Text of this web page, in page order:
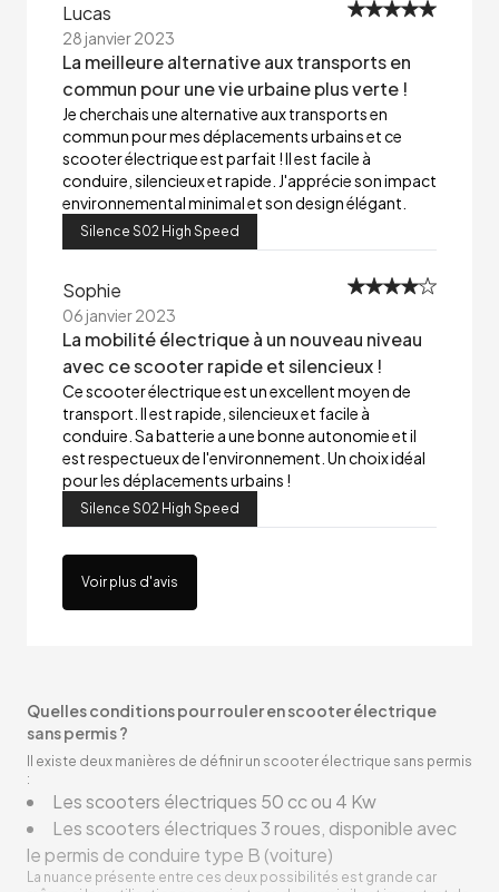
Lucas
28 janvier 2023
La meilleure alternative aux transports en
commun pour une vie urbaine plus verte !
Je cherchais une alternative aux transports en
commun pour mes déplacements urbains et ce
scooter électrique est parfait ! Il est facile à
conduire, silencieux et rapide. J'apprécie son impact
environnemental minimal et son design élégant.
Silence S02 High Speed
Sophie
06 janvier 2023
La mobilité électrique à un nouveau niveau
avec ce scooter rapide et silencieux !
Ce scooter électrique est un excellent moyen de
transport. Il est rapide, silencieux et facile à
conduire. Sa batterie a une bonne autonomie et il
est respectueux de l'environnement. Un choix idéal
pour les déplacements urbains !
Silence S02 High Speed
Voir plus d'avis
Quelles conditions pour rouler en scooter électrique
sans permis ?
Il existe deux manières de définir un scooter électrique sans permis
:
Les scooters électriques 50 cc ou 4 Kw
Les scooters électriques 3 roues, disponible avec
le permis de conduire type B (voiture)
La nuance présente entre ces deux possibilités est grande car